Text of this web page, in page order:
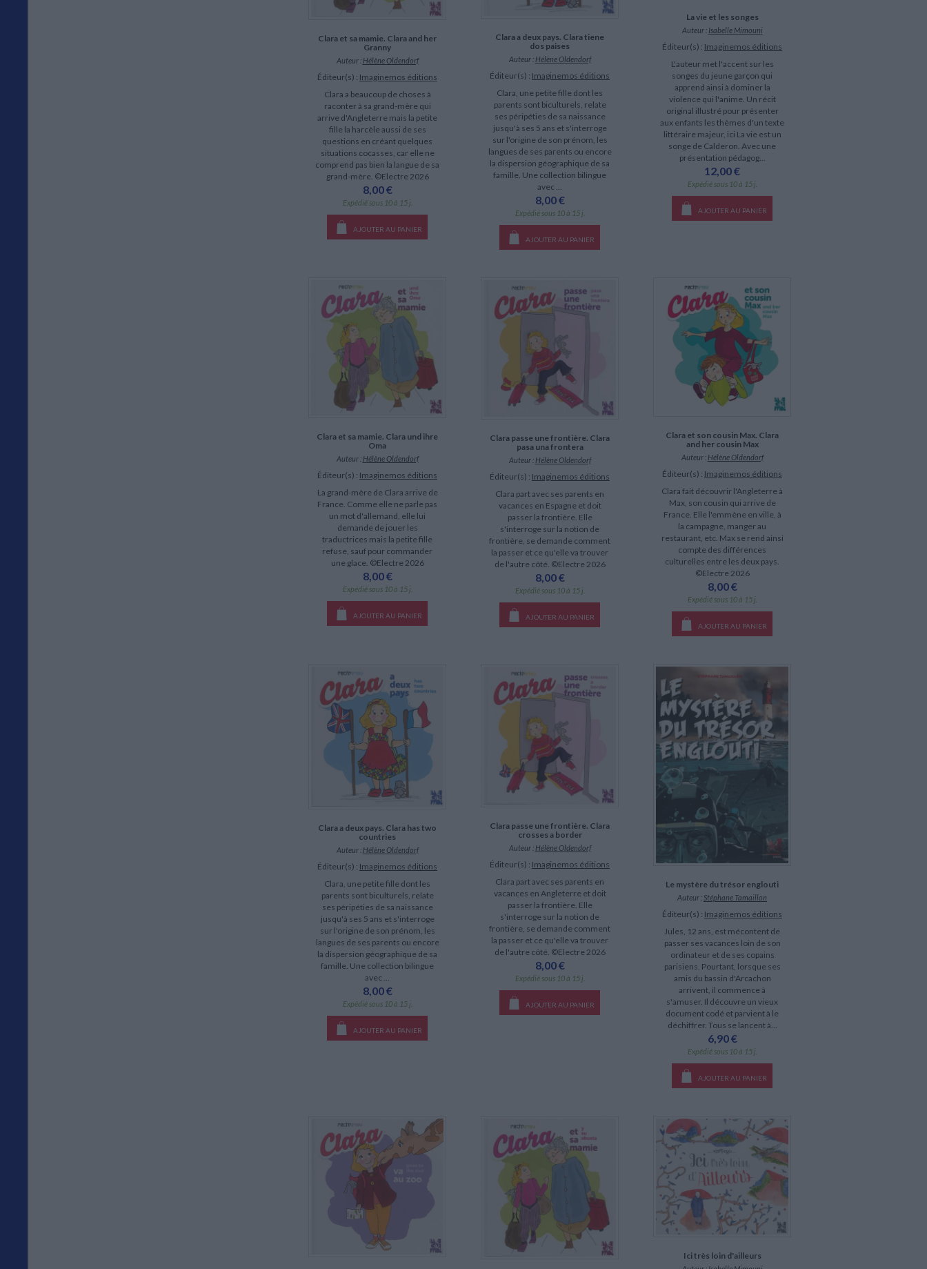
Clara et sa mamie. Clara and her
Granny
Auteur : Hélène Oldendorf
Éditeur(s) : Imaginemos éditions
Clara a beaucoup de choses à
raconter à sa grand-mère qui
arrive d'Angleterre mais la petite
fille la harcèle aussi de ses
questions en créant quelques
situations cocasses, car elle ne
comprend pas bien la langue de sa
grand-mère. ©Electre 2026
8,00 €
Expédié sous 10 à 15 j.
AJOUTER AU PANIER
Clara a deux pays. Clara tiene
dos paises
Auteur : Hélène Oldendorf
Éditeur(s) : Imaginemos éditions
Clara, une petite fille dont les
parents sont biculturels, relate
ses péripéties de sa naissance
jusqu'à ses 5 ans et s'interroge
sur l'origine de son prénom, les
langues de ses parents ou encore
la dispersion géographique de sa
famille. Une collection bilingue
avec ...
8,00 €
Expédié sous 10 à 15 j.
AJOUTER AU PANIER
La vie et les songes
Auteur : Isabelle Mimouni
Éditeur(s) : Imaginemos éditions
L'auteur met l'accent sur les
songes du jeune garçon qui
apprend ainsi à dominer la
violence qui l'anime. Un récit
original illustré pour présenter
aux enfants les thèmes d'un texte
littéraire majeur, ici La vie est un
songe de Calderon. Avec une
présentation pédagog...
12,00 €
Expédié sous 10 à 15 j.
AJOUTER AU PANIER
Clara et sa mamie. Clara und ihre
Oma
Auteur : Hélène Oldendorf
Éditeur(s) : Imaginemos éditions
La grand-mère de Clara arrive de
France. Comme elle ne parle pas
un mot d'allemand, elle lui
demande de jouer les
traductrices mais la petite fille
refuse, sauf pour commander
une glace. ©Electre 2026
8,00 €
Expédié sous 10 à 15 j.
AJOUTER AU PANIER
Clara passe une frontière. Clara
pasa una frontera
Auteur : Hélène Oldendorf
Éditeur(s) : Imaginemos éditions
Clara part avec ses parents en
vacances en Espagne et doit
passer la frontière. Elle
s'interroge sur la notion de
frontière, se demande comment
la passer et ce qu'elle va trouver
de l'autre côté. ©Electre 2026
8,00 €
Expédié sous 10 à 15 j.
AJOUTER AU PANIER
Clara et son cousin Max. Clara
and her cousin Max
Auteur : Hélène Oldendorf
Éditeur(s) : Imaginemos éditions
Clara fait découvrir l'Angleterre à
Max, son cousin qui arrive de
France. Elle l'emmène en ville, à
la campagne, manger au
restaurant, etc. Max se rend ainsi
compte des différences
culturelles entre les deux pays.
©Electre 2026
8,00 €
Expédié sous 10 à 15 j.
AJOUTER AU PANIER
Clara a deux pays. Clara has two
countries
Auteur : Hélène Oldendorf
Éditeur(s) : Imaginemos éditions
Clara, une petite fille dont les
parents sont biculturels, relate
ses péripéties de sa naissance
jusqu'à ses 5 ans et s'interroge
sur l'origine de son prénom, les
langues de ses parents ou encore
la dispersion géographique de sa
famille. Une collection bilingue
avec ...
8,00 €
Expédié sous 10 à 15 j.
AJOUTER AU PANIER
Clara passe une frontière. Clara
crosses a border
Auteur : Hélène Oldendorf
Éditeur(s) : Imaginemos éditions
Clara part avec ses parents en
vacances en Angleterre et doit
passer la frontière. Elle
s'interroge sur la notion de
frontière, se demande comment
la passer et ce qu'elle va trouver
de l'autre côté. ©Electre 2026
8,00 €
Expédié sous 10 à 15 j.
AJOUTER AU PANIER
Le mystère du trésor englouti
Auteur : Stéphane Tamaillon
Éditeur(s) : Imaginemos éditions
Jules, 12 ans, est mécontent de
passer ses vacances loin de son
ordinateur et de ses copains
parisiens. Pourtant, lorsque ses
amis du bassin d'Arcachon
arrivent, il commence à
s'amuser. Il découvre un vieux
document codé et parvient à le
déchiffrer. Tous se lancent à...
6,90 €
Expédié sous 10 à 15 j.
AJOUTER AU PANIER
Ici très loin d'ailleurs